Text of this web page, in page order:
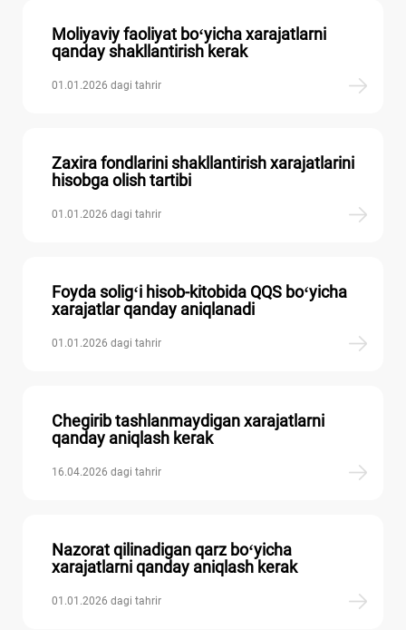
Moliyaviy faoliyat boʻyicha хarajatlarni
qanday shakllantirish kerak
01.01.2026 dagi tahrir
Zaхira fondlarini shakllantirish хarajatlarini
hisobga olish tartibi
01.01.2026 dagi tahrir
Foyda soligʻi hisob-kitobida QQS boʻyicha
хarajatlar qanday aniqlanadi
01.01.2026 dagi tahrir
Chegirib tashlanmaydigan хarajatlarni
qanday aniqlash kerak
16.04.2026 dagi tahrir
Nazorat qilinadigan qarz boʻyicha
хarajatlarni qanday aniqlash kerak
01.01.2026 dagi tahrir